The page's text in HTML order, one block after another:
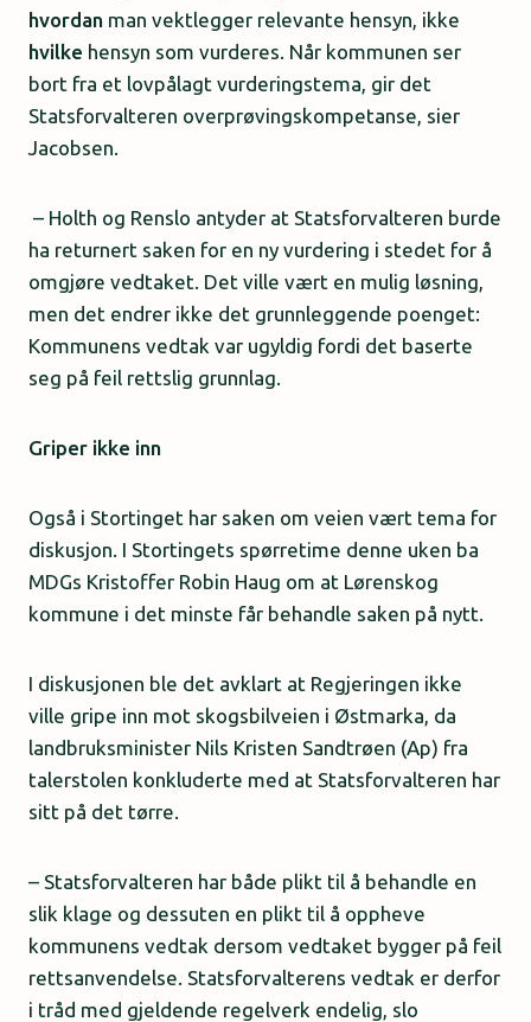
hvordan man vektlegger relevante hensyn, ikke
hvilke hensyn som vurderes. Når kommunen ser
bort fra et lovpålagt vurderingstema, gir det
Statsforvalteren overprøvingskompetanse, sier
Jacobsen.
– Holth og Renslo antyder at Statsforvalteren burde
ha returnert saken for en ny vurdering i stedet for å
omgjøre vedtaket. Det ville vært en mulig løsning,
men det endrer ikke det grunnleggende poenget:
Kommunens vedtak var ugyldig fordi det baserte
seg på feil rettslig grunnlag.
Griper ikke inn
Også i Stortinget har saken om veien vært tema for
diskusjon. I Stortingets spørretime denne uken ba
MDGs Kristoffer Robin Haug om at Lørenskog
kommune i det minste får behandle saken på nytt.
I diskusjonen ble det avklart at Regjeringen ikke
ville gripe inn mot skogsbilveien i Østmarka, da
landbruksminister Nils Kristen Sandtrøen (Ap) fra
talerstolen konkluderte med at Statsforvalteren har
sitt på det tørre.
– Statsforvalteren har både plikt til å behandle en
slik klage og dessuten en plikt til å oppheve
kommunens vedtak dersom vedtaket bygger på feil
rettsanvendelse. Statsforvalterens vedtak er derfor
i tråd med gjeldende regelverk endelig, slo